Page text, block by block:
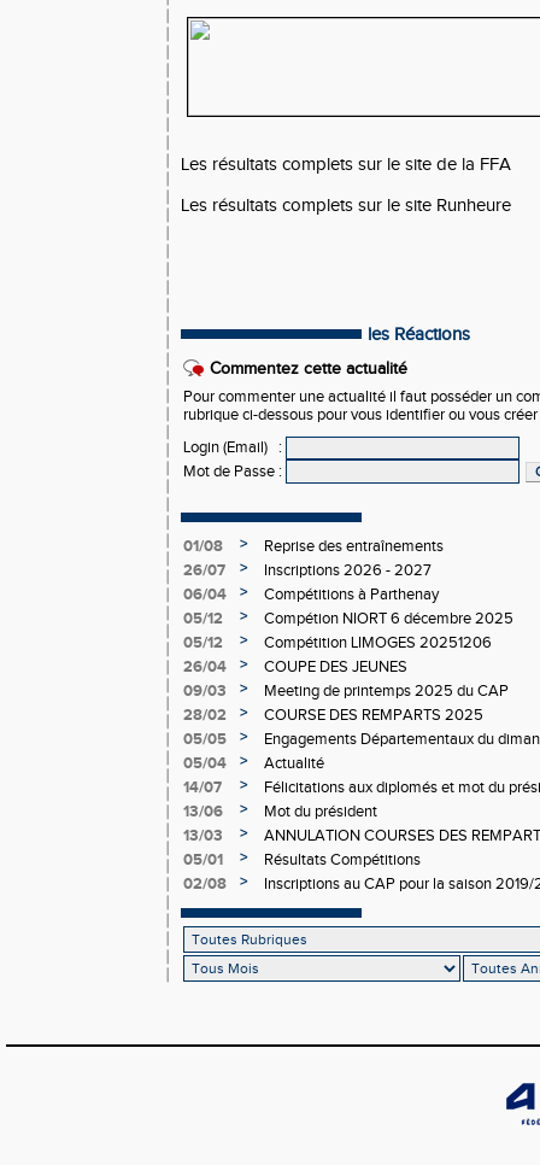
Les résultats complets sur le site de la FFA
Les résultats complets sur le site Runheure
les Réactions
Commentez cette actualité
Pour commenter une actualité il faut posséder un
rubrique ci-dessous pour vous identifier ou vous
Login (Email)
:
Mot de Passe :
01/08 >
Reprise des entraînements
26/07
>
Inscriptions 2026 - 2027
06/04
>
Compétitions à Parthenay
05/12
>
Compétion NIORT 6 décembre 2025
05/12
>
Compétition LIMOGES 20251206
26/04
>
COUPE DES JEUNES
09/03
>
Meeting de printemps 2025 du CAP
28/02
>
COURSE DES REMPARTS 2025
05/05
>
Engagements Départementaux du
05/04
>
Actualité
14/07
>
Félicitations aux diplomés et mot du
13/06
>
Mot du président
13/03
>
ANNULATION COURSES DES
05/01
>
Résultats Compétitions
02/08
> Inscriptions au CAP pour la saison